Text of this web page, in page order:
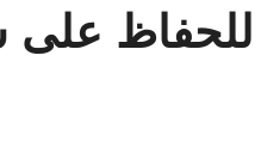
على